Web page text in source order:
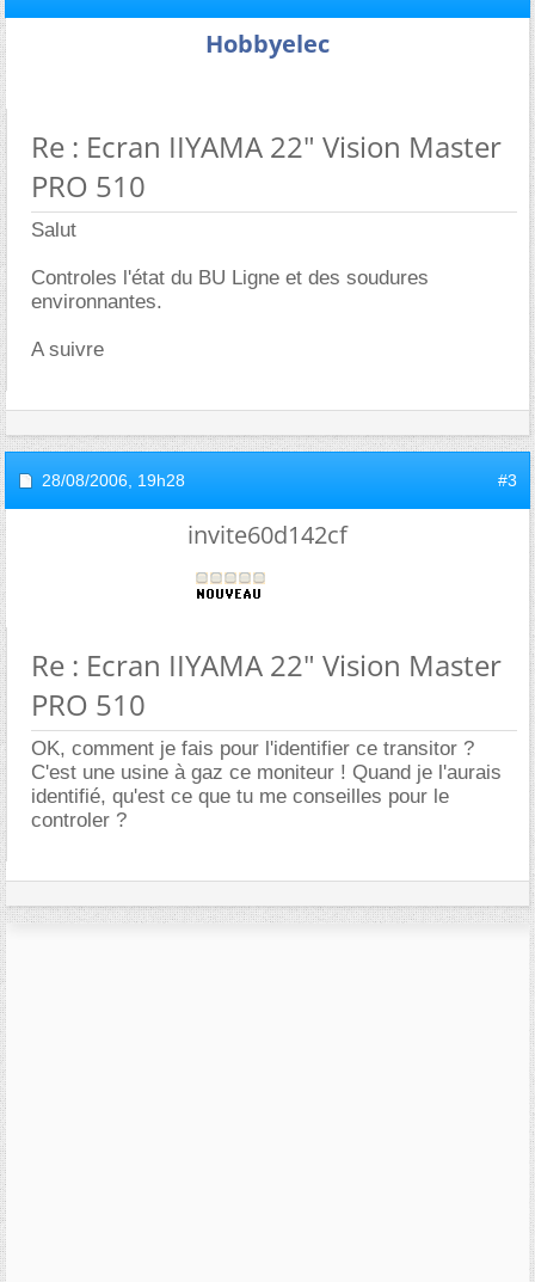
Hobbyelec
Re : Ecran IIYAMA 22" Vision Master
PRO 510
Salut
Controles l'état du BU Ligne et des soudures
environnantes.
A suivre
28/08/2006, 19h28 #3
invite60d142cf
Re : Ecran IIYAMA 22" Vision Master
PRO 510
OK, comment je fais pour l'identifier ce transitor ?
C'est une usine à gaz ce moniteur ! Quand je l'aurais
identifié, qu'est ce que tu me conseilles pour le
controler ?